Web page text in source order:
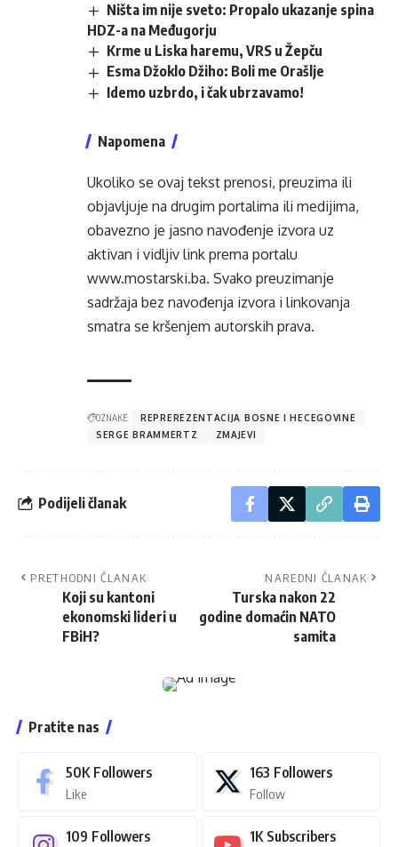
Ništa im nije sveto: Propalo ukazanje spina
HDZ-a na Međugorju
Krme u Liska haremu, VRS u Žepču
Esma Džoklo Džiho: Boli me Orašlje
Idemo uzbrdo, i čak ubrzavamo!
Napomena
Ukoliko se ovaj tekst prenosi, preuzima ili
objavljuje na drugim portalima ili medijima,
obavezno je jasno navođenje izvora uz
aktivan i vidljiv link prema portalu
www.mostarski.ba. Svako preuzimanje
sadržaja bez navođenja izvora i linkovanja
smatra se kršenjem autorskih prava.
OZNAKE:
REPREREZENTACIJA BOSNE I HECEGOVINE
SERGE BRAMMERTZ
ZMAJEVI
Podijeli članak
PRETHODNI ČLANAK
Koji su kantoni
ekonomski lideri u
FBiH?
NAREDNI ČLANAK
Turska nakon 22
godine domaćin NATO
samita
Pratite nas
50K Followers
Like
163 Followers
Follow
109 Followers 1K Subscribers